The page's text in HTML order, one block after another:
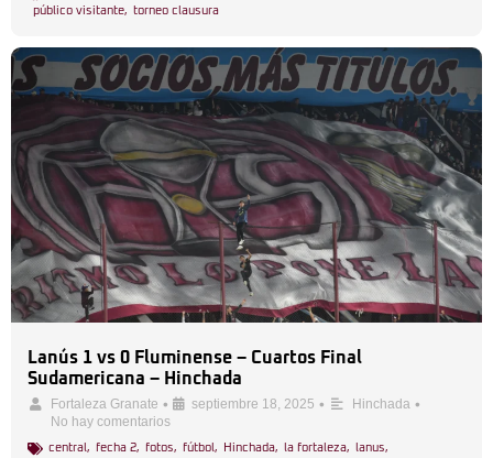
público visitante, torneo clausura
Lanús 1 vs 0 Fluminense – Cuartos Final
Sudamericana – Hinchada
Fortaleza Granate • septiembre 18, 2025 • Hinchada •
No hay comentarios
central , fecha 2, fotos, fútbol , Hinchada, la fortaleza, lanus,